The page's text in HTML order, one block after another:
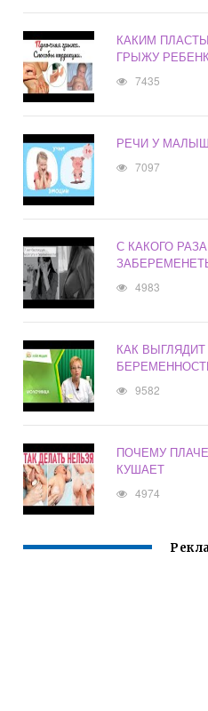
КАКИМ
ГРЫЖУ
7435
РЕЧИ У
7097
С КАКОГО
4983
КАК
9582
ПОЧЕМУ
КУШАЕТ
4974